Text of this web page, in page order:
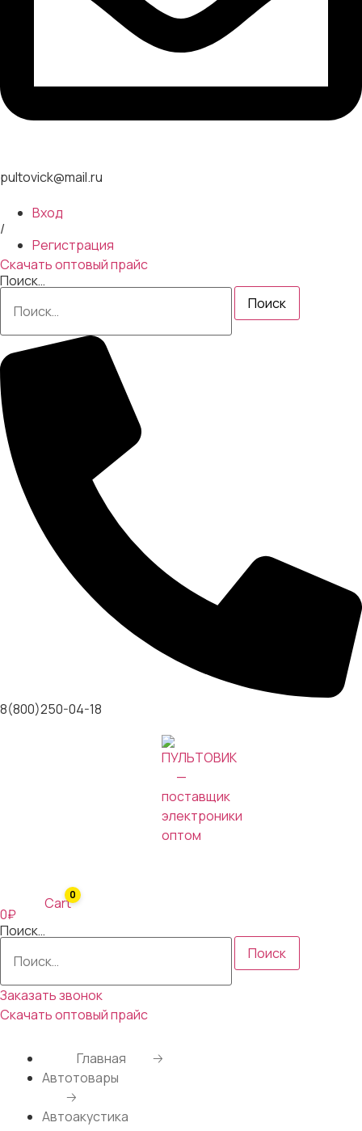
pultovick@mail.ru
Вход
/
Регистрация
Скачать оптовый прайс
Поиск…
Поиск
8(800)250-04-18
0₽
0
Cart
Поиск…
Поиск
Заказать звонок
Скачать оптовый прайс
Главная
🡢
Автотовары
🡢
Автоакустика